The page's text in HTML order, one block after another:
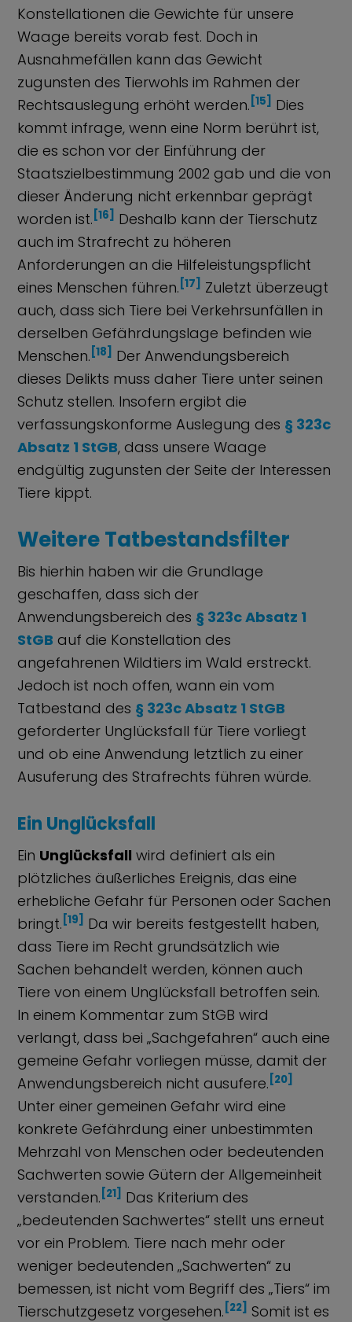
Konstellationen die Gewichte für unsere
Waage bereits vorab fest. Doch in
Ausnahmefällen kann das Gewicht
zugunsten des Tierwohls im Rahmen der
Rechtsauslegung erhöht werden. [15] Dies
kommt infrage, wenn eine Norm berührt ist,
die es schon vor der Einführung der
Staatszielbestimmung 2002 gab und die von
dieser Änderung nicht erkennbar geprägt
worden ist. [16] Deshalb kann der Tierschutz
auch im Strafrecht zu höheren
Anforderungen an die Hilfeleistungspflicht
eines Menschen führen. [17] Zuletzt überzeugt
auch, dass sich Tiere bei Verkehrsunfällen in
derselben Gefährdungslage befinden wie
Menschen. [18] Der Anwendungsbereich
dieses Delikts muss daher Tiere unter seinen
Schutz stellen. Insofern ergibt die
verfassungskonforme Auslegung des § 323c
Absatz 1 StGB, dass unsere Waage
endgültig zugunsten der Seite der Interessen
Tiere kippt.
Weitere Tatbestandsfilter
Bis hierhin haben wir die Grundlage
geschaffen, dass sich der
Anwendungsbereich des § 323c Absatz 1
StGB auf die Konstellation des
angefahrenen Wildtiers im Wald erstreckt.
Jedoch ist noch offen, wann ein vom
Tatbestand des § 323c Absatz 1 StGB
geforderter Unglücksfall für Tiere vorliegt
und ob eine Anwendung letztlich zu einer
Ausuferung des Strafrechts führen würde.
Ein Unglücksfall
Ein Unglücksfall wird definiert als ein
plötzliches äußerliches Ereignis, das eine
erhebliche Gefahr für Personen oder Sachen
bringt. [19] Da wir bereits festgestellt haben,
dass Tiere im Recht grundsätzlich wie
Sachen behandelt werden, können auch
Tiere von einem Unglücksfall betroffen sein.
In einem Kommentar zum StGB wird
verlangt, dass bei „Sachgefahren“ auch eine
gemeine Gefahr vorliegen müsse, damit der
Anwendungsbereich nicht ausufere. [20]
Unter einer gemeinen Gefahr wird eine
konkrete Gefährdung einer unbestimmten
Mehrzahl von Menschen oder bedeutenden
Sachwerten sowie Gütern der Allgemeinheit
verstanden. [21] Das Kriterium des
„bedeutenden Sachwertes“ stellt uns erneut
vor ein Problem. Tiere nach mehr oder
weniger bedeutenden „Sachwerten“ zu
bemessen, ist nicht vom Begriff des „Tiers“ im
Tierschutzgesetz vorgesehen. [22] Somit ist es